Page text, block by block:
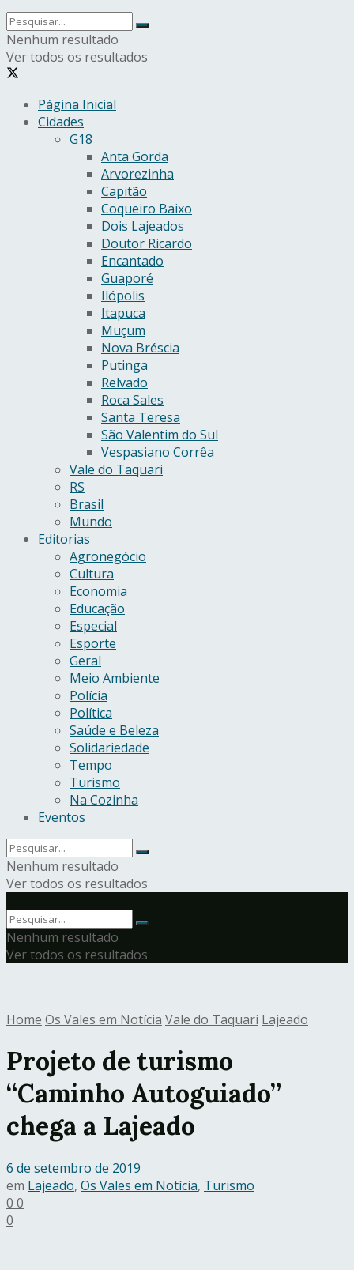
Nenhum resultado
Ver todos os resultados
Página Inicial
Cidades
G18
Anta Gorda
Arvorezinha
Capitão
Coqueiro Baixo
Dois Lajeados
Doutor Ricardo
Encantado
Guaporé
Ilópolis
Itapuca
Muçum
Nova Bréscia
Putinga
Relvado
Roca Sales
Santa Teresa
São Valentim do Sul
Vespasiano Corrêa
Vale do Taquari
RS
Brasil
Mundo
Editorias
Agronegócio
Cultura
Economia
Educação
Especial
Esporte
Geral
Meio Ambiente
Polícia
Política
Saúde e Beleza
Solidariedade
Tempo
Turismo
Na Cozinha
Eventos
Nenhum resultado
Ver todos os resultados
Nenhum resultado
Ver todos os resultados
Home Os Vales em Notícia Vale do Taquari Lajeado
Projeto de turismo
“Caminho Autoguiado”
chega a Lajeado
6 de setembro de 2019
em Lajeado, Os Vales em Notícia, Turismo
0 0
0